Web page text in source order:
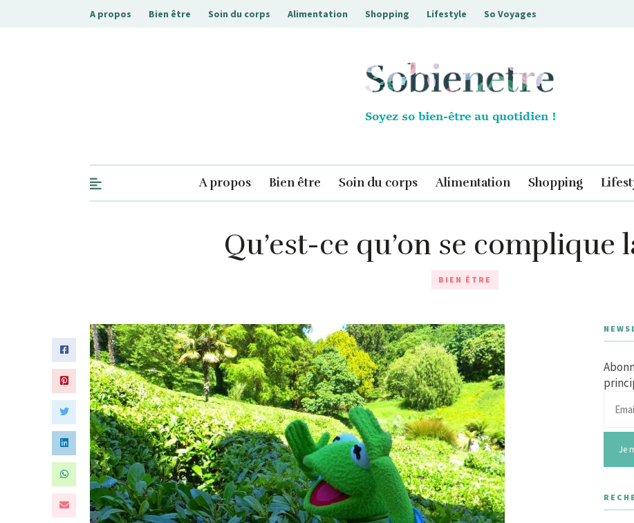
A propos Bien être Soin du corps Alimentation Shopping Lifestyle So Voyages
A propos Bien être Soin du corps Alimentation Shopping
Qu’est-ce qu’on se complique
BIEN ÊTRE